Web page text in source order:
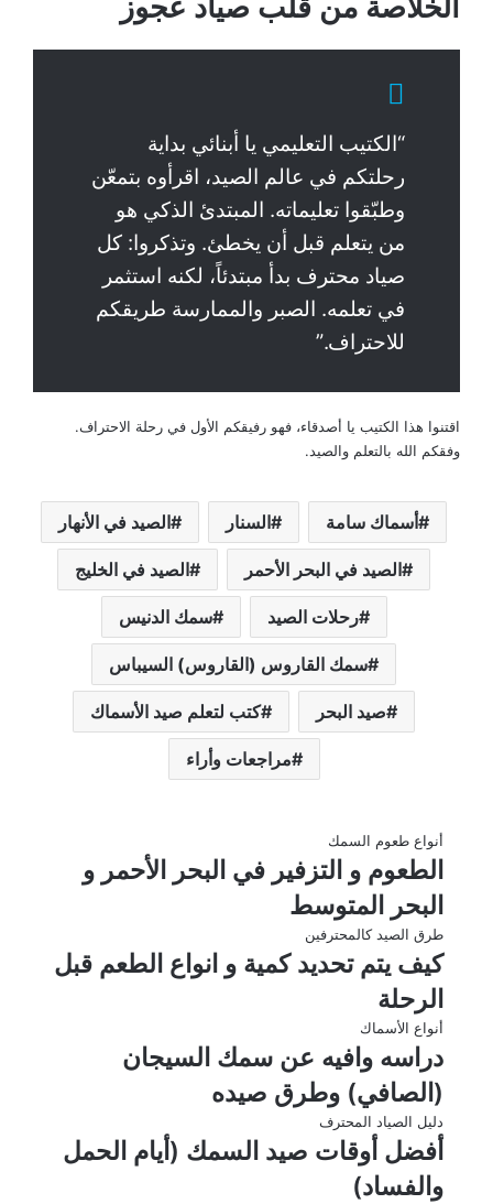
الخلاصة من قلب صياد عجوز
“الكتيب التعليمي يا أبنائي بداية
رحلتكم في عالم الصيد، اقرأوه بتمعّن
وطبّقوا تعليماته. المبتدئ الذكي هو
من يتعلم قبل أن يخطئ. وتذكروا: كل
صياد محترف بدأ مبتدئاً، لكنه استثمر
في تعلمه. الصبر والممارسة طريقكم
للاحتراف.”
اقتنوا هذا الكتيب يا أصدقاء، فهو رفيقكم الأول في رحلة الاحتراف.
وفقكم الله بالتعلم والصيد.
أسماك سامة السنار الصيد في الأنهار
الصيد في البحر الأحمر الصيد في الخليج
رحلات الصيد سمك الدنيس
سمك القاروس (القاروس) السيباس
صيد البحر كتب لتعلم صيد الأسماك
مراجعات وأراء
أنواع طعوم السمك
الطعوم و التزفير في البحر الأحمر و
البحر المتوسط
طرق الصيد كالمحترفين
كيف يتم تحديد كمية و انواع الطعم قبل
الرحلة
أنواع الأسماك
دراسه وافيه عن سمك السيجان
(الصافي) وطرق صيده
دليل الصياد المحترف
أفضل أوقات صيد السمك (أيام الحمل
والفساد)